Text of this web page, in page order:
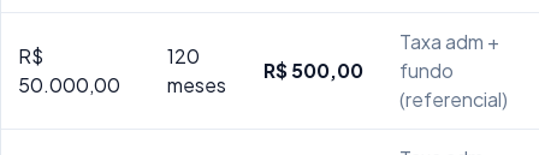
R$
50.000,00
120
meses
R$ 500,00
Taxa adm +
fundo
(referencial)